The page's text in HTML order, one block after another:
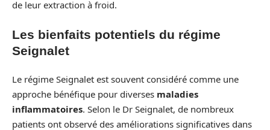
de leur extraction à froid.
Les bienfaits potentiels du régime
Seignalet
Le régime Seignalet est souvent considéré comme une
approche bénéfique pour diverses maladies
inflammatoires. Selon le Dr Seignalet, de nombreux
patients ont observé des améliorations significatives dans